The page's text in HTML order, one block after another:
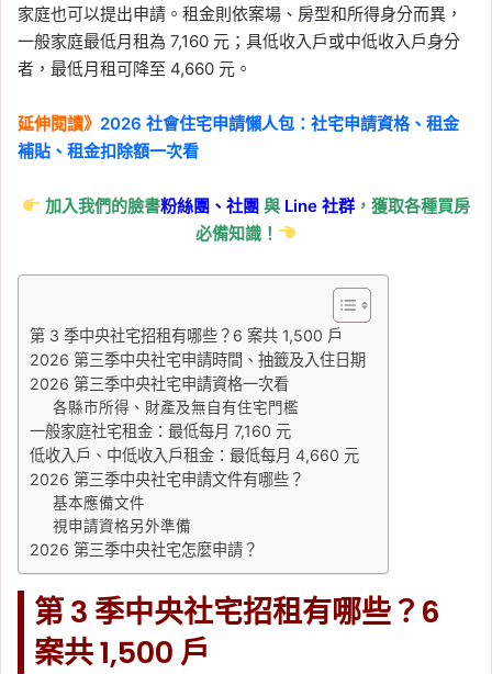
家庭也可以提出申請。租金則依案場、房型和所得身分而異，
一般家庭最低月租為 7,160 元；具低收入戶或中低收入戶身分
者，最低月租可降至 4,660 元。
延伸閱讀》 2026 社會住宅申請懶人包：社宅申請資格、租金
補貼、租金扣除額一次看
加入我們的臉書粉絲團、社團與 Line社群 ，獲取各種買房
必備知識！
第 3 季中央社宅招租有哪些？6 案共 1,500 戶
2026 第三季中央社宅申請時間、抽籤及入住日期
2026 第三季中央社宅申請資格一次看
各縣市所得、財產及無自有住宅門檻
一般家庭社宅租金：最低每月 7,160 元
低收入戶、中低收入戶租金：最低每月 4,660 元
2026 第三季中央社宅申請文件有哪些？
基本應備文件
視申請資格另外準備
2026 第三季中央社宅怎麼申請？
第 3 季中央社宅招租有哪些？6
案共 1,500 戶